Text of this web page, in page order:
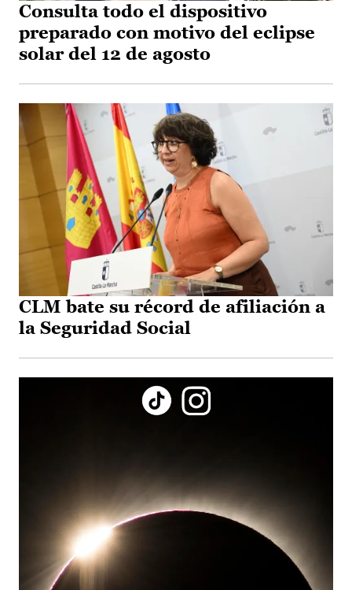
Consulta todo el dispositivo
preparado con motivo del eclipse
solar del 12 de agosto
CLM bate su récord de afiliación a
la Seguridad Social